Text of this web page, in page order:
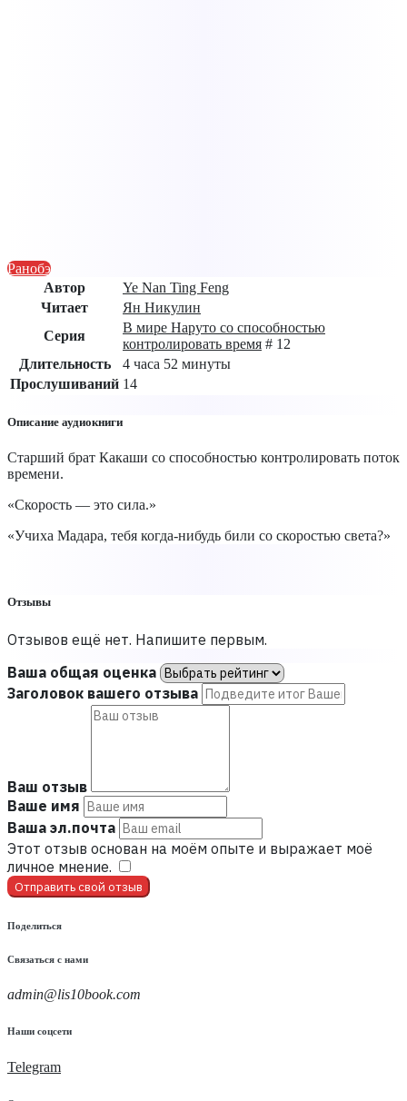
Ранобэ
Автор
Ye Nan Ting Feng
Читает
Ян Никулин
Серия
В мире Наруто со способностью
контролировать время # 12
Длительность
4 часа 52 минуты
Прослушиваний 14
Описание аудиокниги
Старший брат Какаши со способностью контролировать поток
времени.
«Скорость — это сила.»
«Учиха Мадара, тебя когда-нибудь били со скоростью света?»
Отзывы
Отзывов ещё нет. Напишите первым.
Ваша общая оценка
Заголовок вашего отзыва
Ваш отзыв
Ваше имя
Ваша эл.почта
Этот отзыв основан на моём опыте и выражает моё
личное мнение.
Отправить свой отзыв
Поделиться
Связаться с нами
admin@lis10book.com
Наши соцсети
Telegram